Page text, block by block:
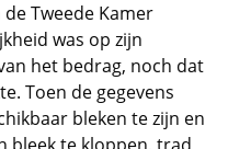
Tweede Kamer
was op zijn
het bedrag, noch dat
Toen de gegevens
bleken te zijn en